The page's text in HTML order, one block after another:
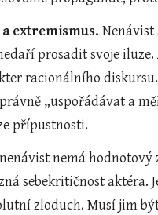
extremismus. Nenávist
prosadit svoje
racionálního
„uspořádávat a
přípustnosti.
nemá hodnotový
sebekritičnost
zloduch. Musí jim